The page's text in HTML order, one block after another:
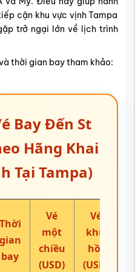
cận khu vực vịnh Tampa
trở ngại lớn về lịch trình
thời gian bay tham khảo:
Bay Đến St
Hãng Khai
Tại Tampa)
Thời
gian
bay
Vé
một
chiều
(USD)
Vé
khứ
hồi
(USD)